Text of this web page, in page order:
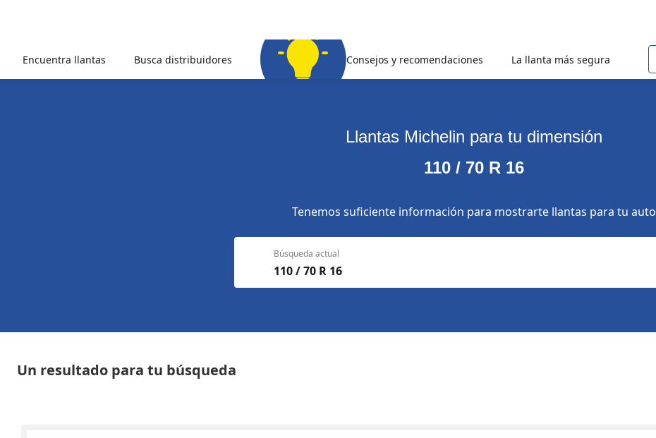
Encuentra llantas Busca distribuidores Consejos y recomendaciones La llanta más segura
Llantas Michelin para tu dimensión
110 / 70 R 16
Tenemos suficiente información para mostrarte llantas para tu auto
Búsqueda actual
110 / 70 R 16
Un resultado para tu búsqueda